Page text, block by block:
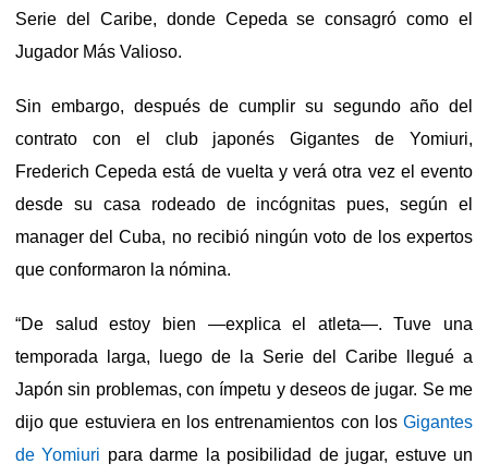
Serie del Caribe, donde Cepeda se consagró como el
Jugador Más Valioso.
Sin embargo, después de cumplir su segundo año del
contrato con el club japonés Gigantes de Yomiuri,
Frederich Cepeda está de vuelta y verá otra vez el evento
desde su casa rodeado de incógnitas pues, según el
manager del Cuba, no recibió ningún voto de los expertos
que conformaron la nómina.
“De salud estoy bien —explica el atleta—. Tuve una
temporada larga, luego de la Serie del Caribe llegué a
Japón sin problemas, con ímpetu y deseos de jugar. Se me
dijo que estuviera en los entrenamientos con los Gigantes
de Yomiuri para darme la posibilidad de jugar, estuve un